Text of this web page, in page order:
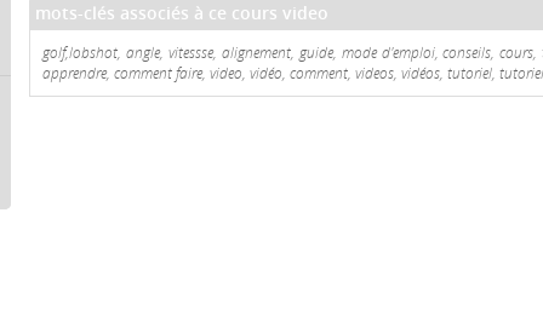
mots-clés associés à ce cours video
golf,lobshot, angle, vitessse, alignement, guide, mode d'emploi, conseils, cours,
apprendre, comment faire, video, vidéo, comment, videos, vidéos, tutoriel,